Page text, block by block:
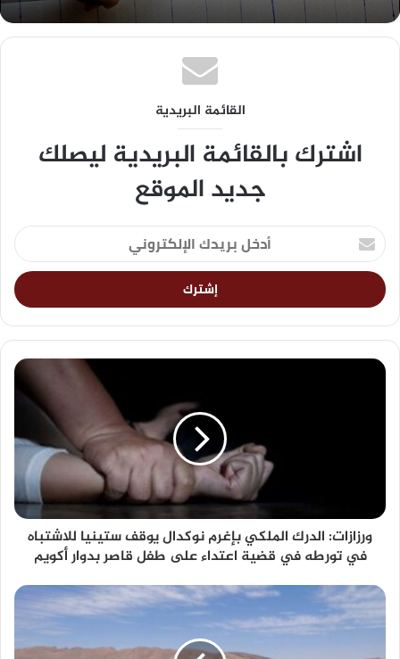
القائمة البريدية
اشترك بالقائمة البريدية ليصلك
جديد الموقع
ورزازات: الدرك الملكي بإغرم نوكدال يوقف ستينيا للاشتباه
في تورطه في قضية اعتداء على طفل قاصر بدوار أكويم